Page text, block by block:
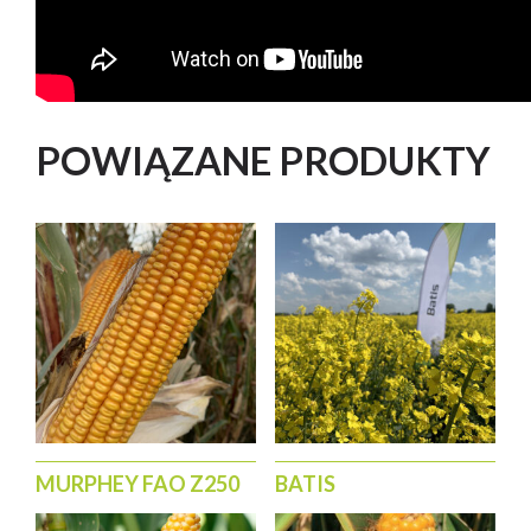
POWIĄZANE PRODUKTY
MURPHEY FAO Z250 BATIS